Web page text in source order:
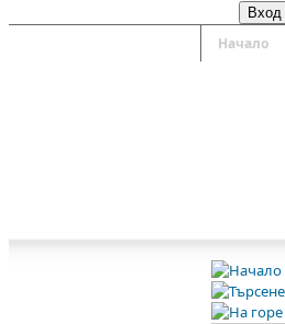
Вход
Начало